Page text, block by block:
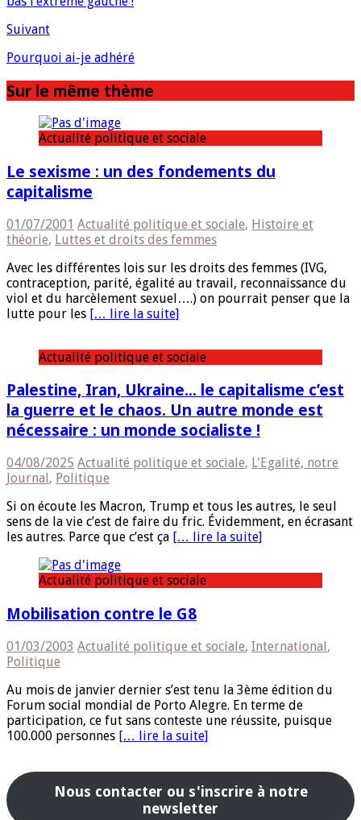
Suivant
Pourquoi ai-je adhéré
Sur le même thème
Actualité politique et sociale
Le sexisme : un des fondements du
capitalisme
01/07/2001 Actualité politique et sociale, Histoire et
théorie, Luttes et droits des femmes
Avec les différentes lois sur les droits des femmes (IVG,
contraception, parité, égalité au travail, reconnaissance du
viol et du harcèlement sexuel….) on pourrait penser que la
lutte pour les [… lire la suite]
Actualité politique et sociale
Palestine, Iran, Ukraine… le capitalisme c’est
la guerre et le chaos. Un autre monde est
nécessaire : un monde socialiste !
04/08/2025 Actualité politique et sociale, L'Egalité, notre
Journal, Politique
Si on écoute les Macron, Trump et tous les autres, le seul
sens de la vie c’est de faire du fric. Évidemment, en écrasant
les autres. Parce que c’est ça [… lire la suite]
Actualité politique et sociale
Mobilisation contre le G8
01/03/2003 Actualité politique et sociale, International,
Politique
Au mois de janvier dernier s’est tenu la 3ème édition du
Forum social mondial de Porto Alegre. En terme de
participation, ce fut sans conteste une réussite, puisque
100.000 personnes [… lire la suite]
Nous contacter ou s'inscrire à notre
newsletter